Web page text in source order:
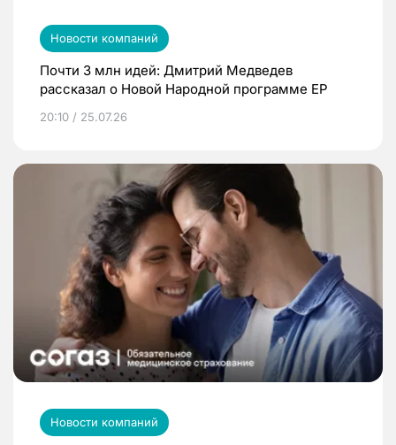
Новости компаний
Почти 3 млн идей: Дмитрий Медведев
рассказал о Новой Народной программе ЕР
20:10 / 25.07.26
Новости компаний